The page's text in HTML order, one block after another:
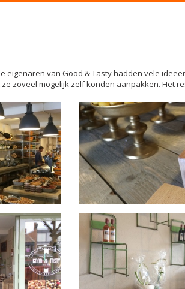
van Good & Tasty hadden vele
zoveel mogelijk zelf konden aanpakken. Het